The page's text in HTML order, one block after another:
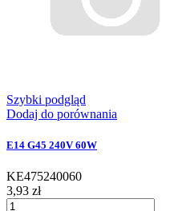
Szybki podgląd
Dodaj do porównania
E14 G45 240V 60W
KE475240060
3,93 zł